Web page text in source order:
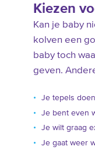
Kiezen
Kan je baby
kolven een
baby toch
geven.
Je tepels
Je bent even
Je wilt graag
Je gaat weer